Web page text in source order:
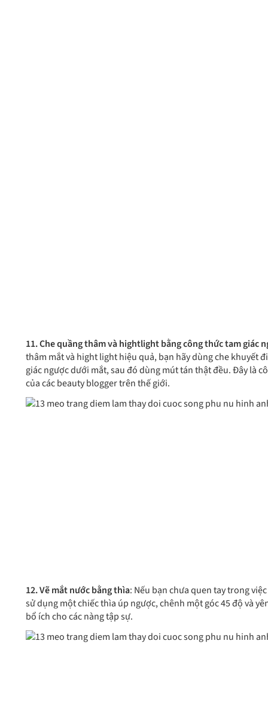
11. Che quầng thâm và hightlight bằng công thức tam giác
thâm mắt và hight light hiệu quả, bạn hãy dùng che khuyết
giác ngược dưới mắt, sau đó dùng mút tán thật đều. Đây là
của các beauty blogger trên thế giới.
12. Vẽ mắt nước bằng thìa: Nếu bạn chưa quen tay trong
sử dụng một chiếc thìa úp ngược, chênh một góc 45 độ và
bổ ích cho các nàng tập sự.